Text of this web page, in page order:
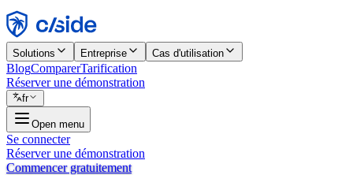
Rejeter
Solutions Entreprise Cas d'utilisation
BlogComparerTarification
Réserver une démonstration
fr
Open menu
Se connecter
Réserver une démonstration
Commencer gratuitement